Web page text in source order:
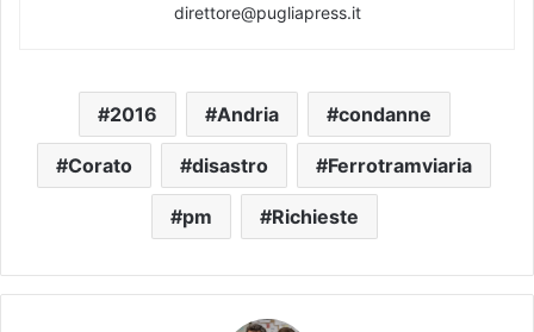
direttore@pugliapress.it
2016 Andria condanne
Corato disastro Ferrotramviaria
pm Richieste